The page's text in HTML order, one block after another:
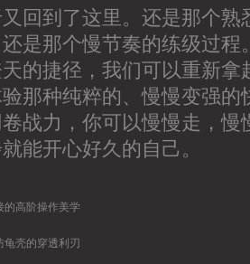
回到了这里。还是那个熟
是那个慢节奏的练级过程
的捷径，我们可以重新拿
那种纯粹的、慢慢变强的
战力，你可以慢慢走，慢
能开心好久的自己。
的高阶操作美学
龟壳的穿透利刃